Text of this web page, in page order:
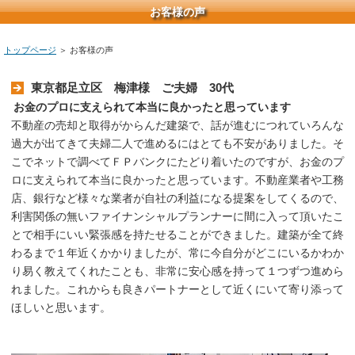
お客様の声
トップページ ＞ お客様の声
東京都足立区 梅津様 ご夫婦 30代
お金のプロに支えられて本当に良かったと思っています
不動産の売却と取得がからんだ建築で、話が進むにつれていろんな
過大が出てきて夫婦二人で進めるにはとても不安がありました。そ
こでネットで調べてＦＰバンクにたどり着いたのですが、お金のプ
ロに支えられて本当に良かったと思っています。不動産業者や工務
店、銀行など様々な業者が自社の利益になる提案をしてくるので、
利害関係の無いファイナンシャルプランナーに間に入って頂いたこ
とで相手にいい緊張感を持たせることができました。建築が全て終
わるまで１年近くかかりましたが、常に今自分がどこにいるかわか
り易く教えてくれたことも、非常に安心感を持って１つずつ進めら
れました。これからも良きパートナーとして近くにいて寄り添って
ほしいと思います。